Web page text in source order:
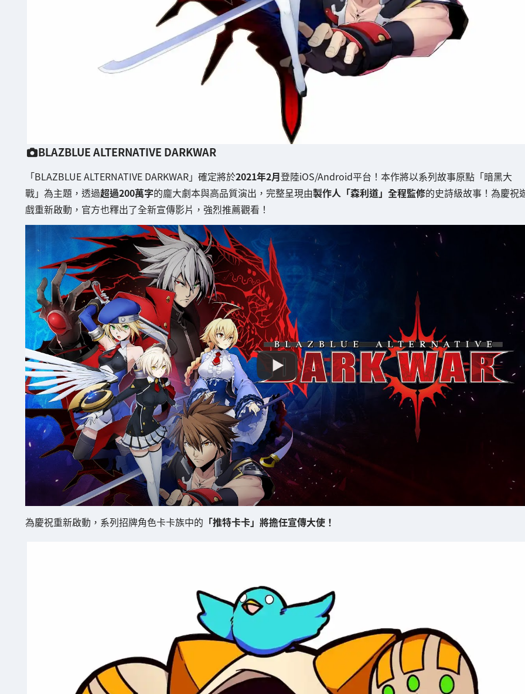
BLAZBLUE ALTERNATIVE DARKWAR
「BLAZBLUE ALTERNATIVE DARKWAR」確定將於2021年2月登陸iOS/Android平台！本作將以系列故事原點「暗黑大
戰」為主題，透過超過200萬字的龐大劇本與高品質演出，完整呈現由製作人「森利道」全程監修的史詩級故事！為慶祝
戲重新啟動，官方也釋出了全新宣傳影片，強烈推薦觀看！
為慶祝重新啟動，系列招牌角色卡卡族中的 「推特卡卡」將擔任宣傳大使！